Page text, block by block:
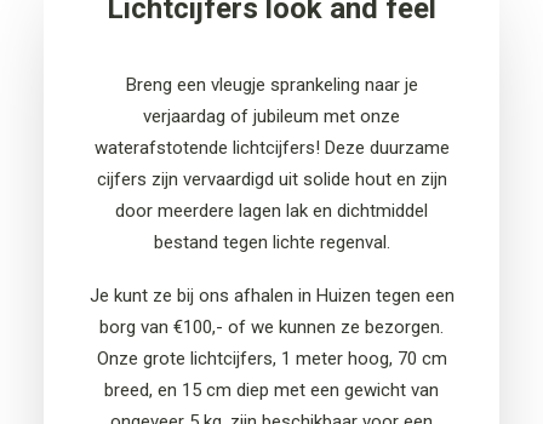
Lichtcijfers look and feel
Breng een vleugje sprankeling naar je
verjaardag of jubileum met onze
waterafstotende lichtcijfers! Deze duurzame
cijfers zijn vervaardigd uit solide hout en zijn
door meerdere lagen lak en dichtmiddel
bestand tegen lichte regenval.
Je kunt ze bij ons afhalen in Huizen tegen een
borg van €100,- of we kunnen ze bezorgen.
Onze grote lichtcijfers, 1 meter hoog, 70 cm
breed, en 15 cm diep met een gewicht van